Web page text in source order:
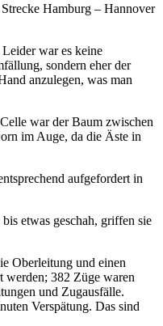
Hamburg – Hannover
war es keine
sondern eher der
anzulegen, was man
war der Baum zwischen
im Auge, da die Äste in
aufgefordert in
etwas geschah, griffen sie
Oberleitung und einen
werden; 382 Züge waren
und Zugausfälle.
Verspätung. Das sind